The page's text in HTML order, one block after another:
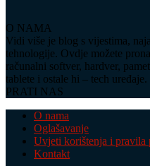
O NAMA
Vidi više je blog s vijestima,
tehnologije. Ovdje možete
računalni softver, hardver,
tablete i ostale hi – tech uređaje.
PRATI NAS
O nama
Oglašavanje
Uvjeti korištenja i pravila
Kontakt